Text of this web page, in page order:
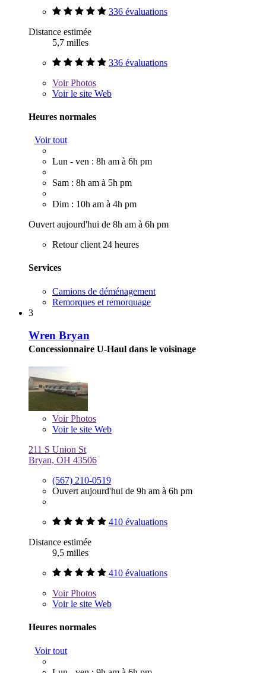
336 évaluations
Distance estimée
5,7 milles
336 évaluations
VoirPhotos
Voir le site Web
Heures normales
Voir tout
Lun - ven : 8h am à 6h pm
Sam : 8h am à 5h pm
Dim : 10h am à 4h pm
Ouvert aujourd'hui de 8h am à 6h pm
Retour client 24 heures
Services
Camions de déménagement
Remorques et remorquage
3
Wren Bryan
Concessionnaire U-Haul dans le voisinage
VoirPhotos
Voir le site Web
211 S Union St
Bryan, OH 43506
(567) 210-0519
Ouvert aujourd'hui de 9h am à 6h pm
410 évaluations
Distance estimée
9,5 milles
410 évaluations
VoirPhotos
Voir le site Web
Heures normales
Voir tout